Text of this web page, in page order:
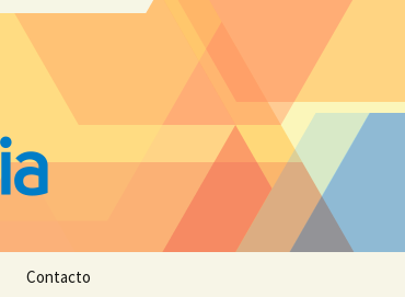
Contacto